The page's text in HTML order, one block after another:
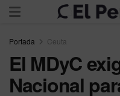
Portada Ceuta
El MDyC
Nacional